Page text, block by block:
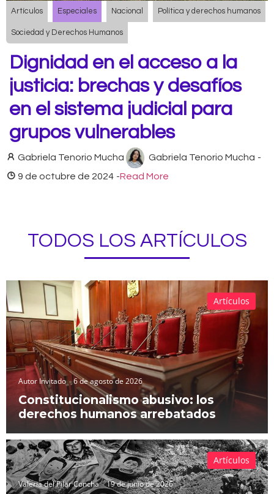
Artículos Especiales Nacional Política y derechos humanos
Sociedad y Derechos Humanos
Dignidad en el acceso a la
justicia: brechas y desafíos
en el sistema judicial para
grupos vulnerables
Gabriela Tenorio Mucha Gabriela Tenorio Mucha -
9 de octubre de 2024 -Read More
TODOS LOS ARTÍCULOS
Autor Invitado 6 de agosto de 2026
Constitucionalismo abusivo: los
derechos humanos arrebatados
Artículos
Valeria del Pilar Concha 19 de junio de 2026
Artículos